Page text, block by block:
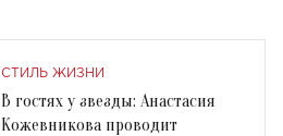
СТИЛЬ ЖИЗНИ
В гостях у звезды: Анастасия
Кожевникова проводит